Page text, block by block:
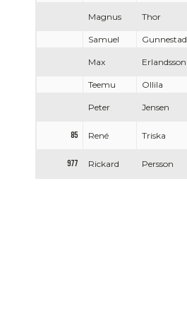
Magnus Thor
Samuel
Gunnestad
Max Erlandsson
Teemu
Ollila
Peter Jensen
85 René Triska
977 Rickard Persson